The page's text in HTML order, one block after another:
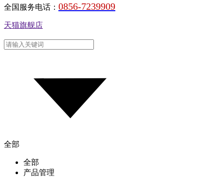
全国服务电话： 0856-7239909
天猫旗舰店
全部
全部
产品管理